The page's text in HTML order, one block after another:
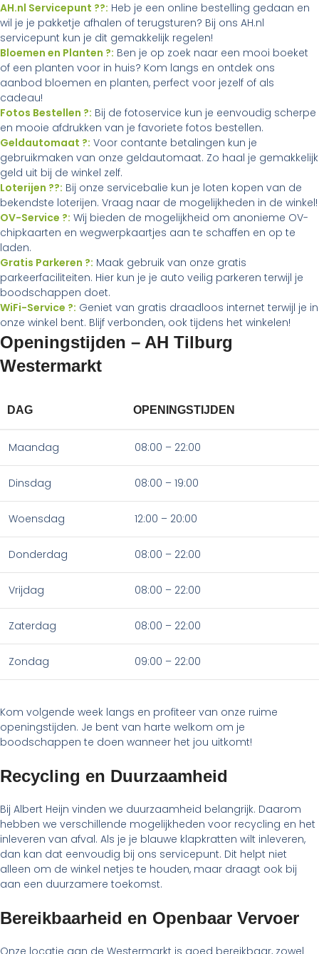
AH.nl Servicepunt ??: Heb je een online bestelling gedaan en
wil je je pakketje afhalen of terugsturen? Bij ons AH.nl
servicepunt kun je dit gemakkelijk regelen!
Bloemen en Planten ?: Ben je op zoek naar een mooi boeket
of een planten voor in huis? Kom langs en ontdek ons
aanbod bloemen en planten, perfect voor jezelf of als
cadeau!
Fotos Bestellen ?: Bij de fotoservice kun je eenvoudig scherpe
en mooie afdrukken van je favoriete fotos bestellen.
Geldautomaat ?: Voor contante betalingen kun je
gebruikmaken van onze geldautomaat. Zo haal je gemakkelijk
geld uit bij de winkel zelf.
Loterijen ??: Bij onze servicebalie kun je loten kopen van de
bekendste loterijen. Vraag naar de mogelijkheden in de winkel!
OV-Service ?: Wij bieden de mogelijkheid om anonieme OV-
chipkaarten en wegwerpkaartjes aan te schaffen en op te
laden.
Gratis Parkeren ?: Maak gebruik van onze gratis
parkeerfaciliteiten. Hier kun je je auto veilig parkeren terwijl je
boodschappen doet.
WiFi-Service ?: Geniet van gratis draadloos internet terwijl je in
onze winkel bent. Blijf verbonden, ook tijdens het winkelen!
Openingstijden – AH Tilburg
Westermarkt
DAG OPENINGSTIJDEN
Maandag 08:00 – 22:00
Dinsdag 08:00 – 19:00
Woensdag 12:00 – 20:00
Donderdag 08:00 – 22:00
Vrijdag 08:00 – 22:00
Zaterdag 08:00 – 22:00
Zondag 09:00 – 22:00
Kom volgende week langs en profiteer van onze ruime
openingstijden. Je bent van harte welkom om je
boodschappen te doen wanneer het jou uitkomt!
Recycling en Duurzaamheid
Bij Albert Heijn vinden we duurzaamheid belangrijk. Daarom
hebben we verschillende mogelijkheden voor recycling en het
inleveren van afval. Als je je blauwe klapkratten wilt inleveren,
dan kan dat eenvoudig bij ons servicepunt. Dit helpt niet
alleen om de winkel netjes te houden, maar draagt ook bij
aan een duurzamere toekomst.
Bereikbaarheid en Openbaar Vervoer